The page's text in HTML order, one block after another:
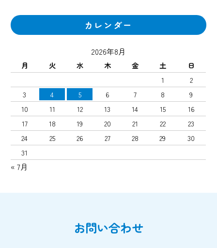
カレンダー
2026年8月
月 火 水 木 金 土
日
1
2
3
4 5 6 7 8
9
10
11 12 13 14 15
16
17
18 19 20 21 22
23
24
25 26 27 28 29
30
31
« 7月
お問い合わせ